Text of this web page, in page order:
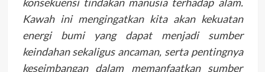
Kawah ini mengingatkan kita akan kekuatan
energi bumi yang dapat menjadi sumber
keindahan sekaligus ancaman, serta pentingnya
keseimbangan dalam memanfaatkan sumber